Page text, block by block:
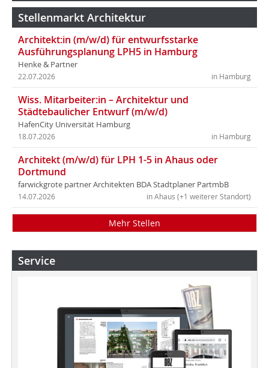
Stellenmarkt Architektur
Architekt:in (m/w/d) für entwurfsstarke
Ausführungsplanung LPH5 in Hamburg
Henke & Partner
in Hamburg
22.07.2026
Wiss. Mitarbeiter:in – Architektur und
Städtebaulicher Entwurf (m/w/d)
HafenCity Universität Hamburg
in Hamburg
18.07.2026
Architekt (m/w/d) für LPH 1-5 in Ahaus oder
Dortmund
farwickgrote partner Architekten BDA Stadtplaner PartmbB
in Ahaus (+1 weiterer Standort)
14.07.2026
Mehr Stellen
Service